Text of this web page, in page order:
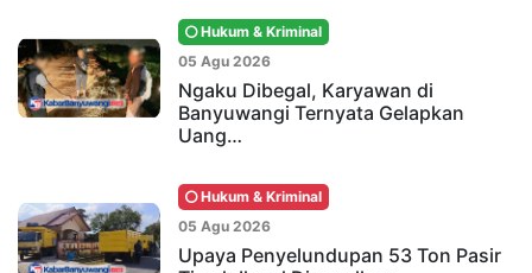
Hukum & Kriminal
05 Agu 2026
Ngaku Dibegal, Karyawan di
Banyuwangi Ternyata Gelapkan
Uang…
Hukum & Kriminal
05 Agu 2026
Upaya Penyelundupan 53 Ton Pasir